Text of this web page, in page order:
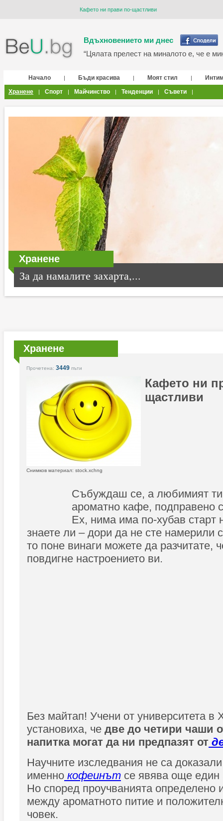
Кафето ни прави по-щастливи
Вдъхновението ми днес
“Цялата прелест на миналото е, че е
Начало | Бъди красива | Моят стил |
Хранене
| Спорт | Майчинство | Тенденции | Съвети |
Хранене
За да намалите захарта,...
Хранене
Прочетена: 3449 пъти
Кафето ни
щастливи
Снимков материал: stock.xchng
Събуждаш се, а любимият
ароматно кафе, подправено
Ех, нима има по-хубав старт
знаете ли – дори да не сте намерили
то поне винаги можете да разчитате,
повдигне настроението ви.
Без майтап! Учени от университета в
установиха, че две до четири чаши
напитка могат да ни предпазят от
Научните изследвания не са
именно кофеинът се явява още един
Но според проучванията определено
между ароматното питие и
човек.